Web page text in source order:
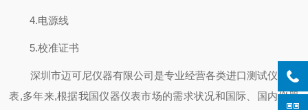
4.电源线
5.校准证书
深圳市迈可尼仪器有限公司是专业经营各类进口测试仪器仪
表,多年来,根据我国仪器仪表市场的需求状况和国际、国内仪器